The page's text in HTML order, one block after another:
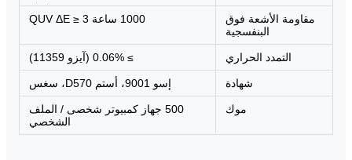
مقاومة الأشعة فوق
البنفسجية
1000 ساعة QUV ΔE ≥ 3
التمدد الحراري ≥ 0.06% (آيزو 11359)
شهادة إسو 9001، أستم D570، سغس
موك
500 جهاز كمبيوتر شخصى / الملف
الشخصي